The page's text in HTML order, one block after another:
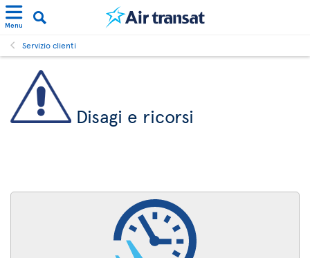
Menu
Servizio clienti
Disagi e ricorsi